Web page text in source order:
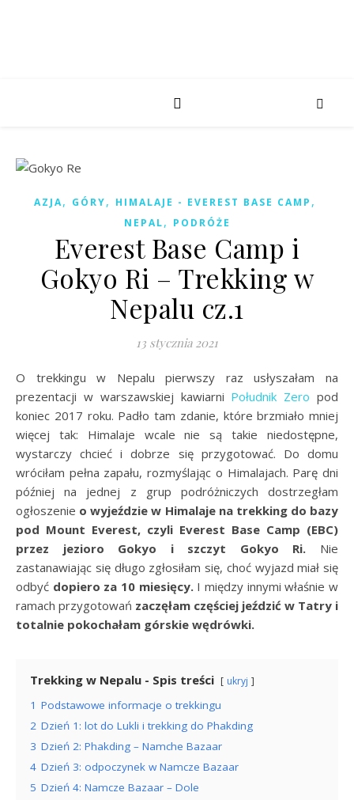
AZJA, GÓRY, HIMALAJE - EVEREST BASE CAMP ,
NEPAL, PODRÓŻE
Everest Base Camp i
Gokyo Ri – Trekking w
Nepalu cz.1
13 stycznia 2021
O trekkingu w Nepalu pierwszy raz usłyszałam na
prezentacji w warszawskiej kawiarni Południk Zero pod
koniec 2017 roku. Padło tam zdanie, które brzmiało mniej
więcej tak: Himalaje wcale nie są takie niedostępne,
wystarczy chcieć i dobrze się przygotować. Do domu
wróciłam pełna zapału, rozmyślając o Himalajach. Parę dni
później na jednej z grup podróżniczych dostrzegłam
ogłoszenie o wyjeździe w Himalaje na trekking do bazy
pod Mount Everest, czyli Everest Base Camp (EBC)
przez jezioro Gokyo i szczyt Gokyo Ri. Nie
zastanawiając się długo zgłosiłam się, choć wyjazd miał się
odbyć dopiero za 10 miesięcy.I między innymi właśnie w
ramach przygotowań zaczęłam częściej jeździć w Tatry i
totalnie pokochałam górskie wędrówki.
Trekking w Nepalu - Spis treści ukryj
1 Podstawowe informacje o trekkingu
2 Dzień 1: lot do Lukli i trekking do Phakding
3 Dzień 2: Phakding – Namche Bazaar
4 Dzień 3: odpoczynek w Namcze Bazaar
5 Dzień 4: Namcze Bazaar – Dole